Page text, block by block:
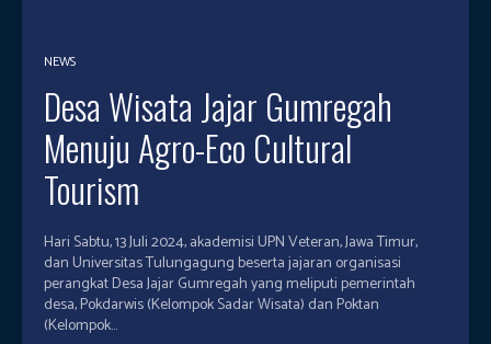
NEWS
Desa Wisata Jajar Gumregah
Menuju Agro-Eco Cultural
Tourism
Hari Sabtu, 13 Juli 2024, akademisi UPN Veteran, Jawa Timur,
dan Universitas Tulungagung beserta jajaran organisasi
perangkat Desa Jajar Gumregah yang meliputi pemerintah
desa, Pokdarwis (Kelompok Sadar Wisata) dan Poktan
(Kelompok...